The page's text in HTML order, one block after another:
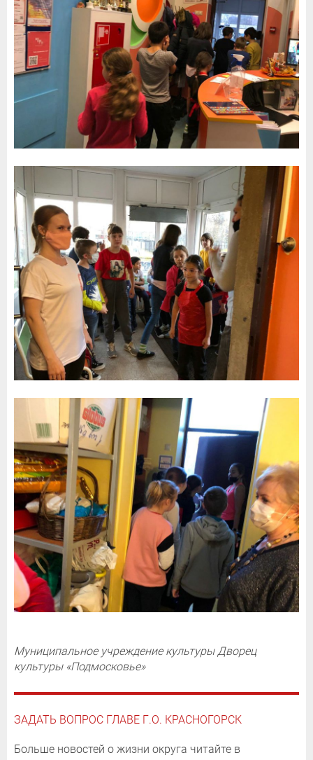
Муниципальное учреждение культуры Дворец
культуры «Подмосковье»
ЗАДАТЬ ВОПРОС ГЛАВЕ Г.О. КРАСНОГОРСК
Больше новостей о жизни округа читайте в